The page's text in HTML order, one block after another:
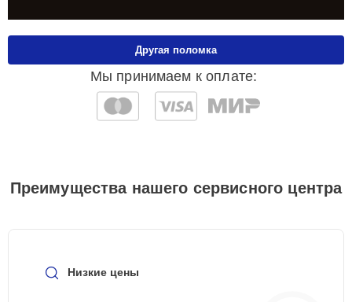
Мы принимаем к оплате:
Другая поломка
Преимущества нашего сервисного центра
Низкие цены